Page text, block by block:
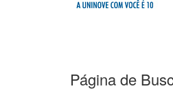
Página de